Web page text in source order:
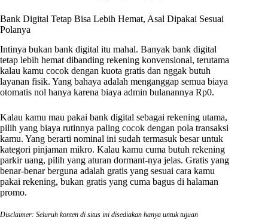
Bank Digital Tetap Bisa Lebih Hemat, Asal Dipakai Sesuai
Polanya
Intinya bukan bank digital itu mahal. Banyak bank digital
tetap lebih hemat dibanding rekening konvensional, terutama
kalau kamu cocok dengan kuota gratis dan nggak butuh
layanan fisik. Yang bahaya adalah menganggap semua biaya
otomatis nol hanya karena biaya admin bulanannya Rp0.
Kalau kamu mau pakai bank digital sebagai rekening utama,
pilih yang biaya rutinnya paling cocok dengan pola transaksi
kamu. Yang berarti nominal ini sudah termasuk besar untuk
kategori pinjaman mikro. Kalau kamu cuma butuh rekening
parkir uang, pilih yang aturan dormant-nya jelas. Gratis yang
benar-benar berguna adalah gratis yang sesuai cara kamu
pakai rekening, bukan gratis yang cuma bagus di halaman
promo.
Disclaimer: Seluruh konten di situs ini disediakan hanya untuk tujuan